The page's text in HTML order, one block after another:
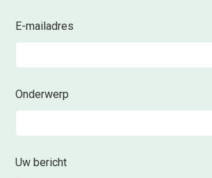
E-mailadres
Onderwerp
Uw bericht